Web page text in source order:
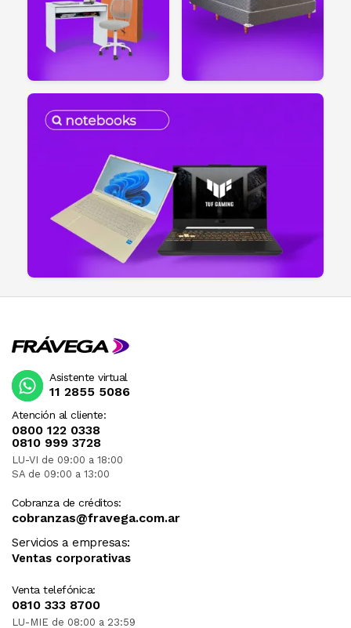
Atención al cliente:
0800 122 0338
0810 999 3728
LU-VI de 09:00 a 18:00
SA de 09:00 a 13:00
Cobranza de créditos:
cobranzas@fravega.com.ar
Servicios a empresas:
Ventas corporativas
Venta telefónica:
0810 333 8700
LU-MIE de 08:00 a 23:59
Asistente virtual
11 2855 5086